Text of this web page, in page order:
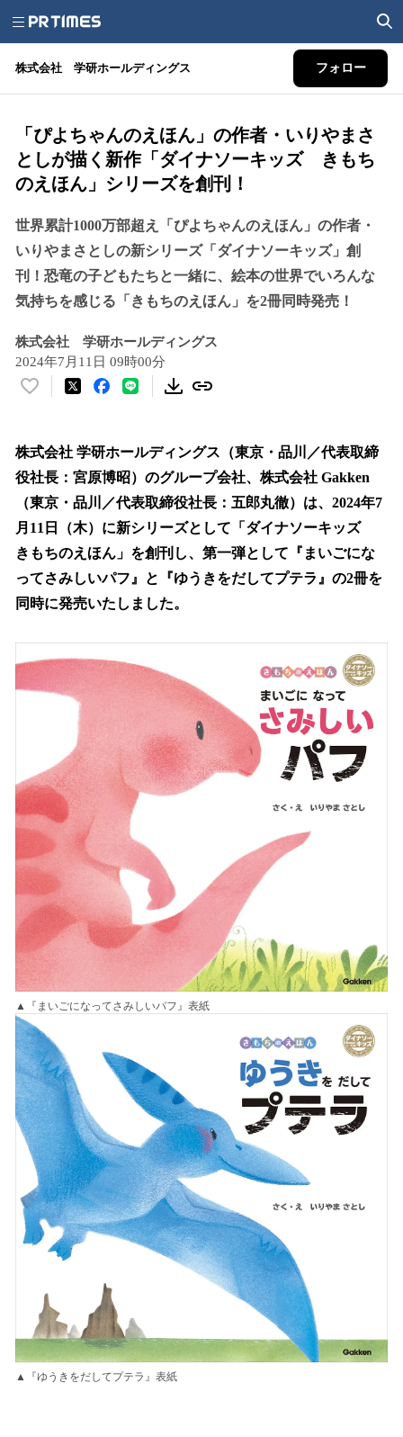
株式会社 学研ホールディングス フォロー
「ぴよちゃんのえほん」の作者・いりやまさ
としが描く新作「ダイナソーキッズ きもち
のえほん」シリーズを創刊！
世界累計1000万部超え「ぴよちゃんのえほん」の作者・
いりやまさとしの新シリーズ「ダイナソーキッズ」創
刊！恐竜の子どもたちと一緒に、絵本の世界でいろんな
気持ちを感じる「きもちのえほん」を2冊同時発売！
株式会社 学研ホールディングス
2024年7月11日 09時00分
い
！
数
を
読
み
込
み
中
で
株式会社 学研ホールディングス（東京・品川／代表取締
役社長：宮原博昭）のグループ会社、株式会社 Gakken
（東京・品川／代表取締役社長：五郎丸徹）は、2024年7
月11日（木）に新シリーズとして「ダイナソーキッズ
きもちのえほん」を創刊し、第一弾として『まいごにな
ってさみしいパフ』と『ゆうきをだしてプテラ』の2冊を
同時に発売いたしました。
▲『まいごになってさみしいパフ』表紙
▲『ゆうきをだしてプテラ』表紙